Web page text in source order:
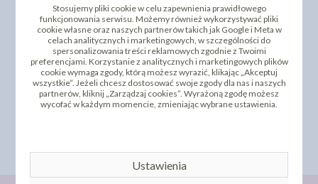
PERŁY DEKORACYJNE Z
ORZECHEM LASKOWYM -
RUBINOWE 150G
cena:22,42 zł
Stosujemy pliki cookie w celu zapewnienia prawidłowego
funkcjonowania serwisu. Możemy również wykorzystywać pliki
cookie własne oraz naszych partnerów takich jak Google i Meta w
celach analitycznych i marketingowych, w szczególności do
spersonalizowania treści reklamowych zgodnie z Twoimi
preferencjami. Korzystanie z analitycznych i marketingowych plików
cookie wymaga zgody, którą możesz wyrazić, klikając „Akceptuj
wszystkie”. Jeżeli chcesz dostosować swoje zgody dla nas i naszych
partnerów, kliknij „Zarządzaj cookies”. Wyrażoną zgodę możesz
wycofać w każdym momencie, zmieniając wybrane ustawienia.
Ustawienia